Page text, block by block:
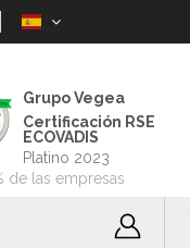
Grupo Vegea
Certificación RSE
ECOVADIS
Platino 2023
de las empresas